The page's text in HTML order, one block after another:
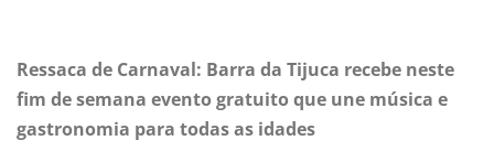
Ressaca de Carnaval: Barra da Tijuca recebe neste
fim de semana evento gratuito que une música e
gastronomia para todas as idades